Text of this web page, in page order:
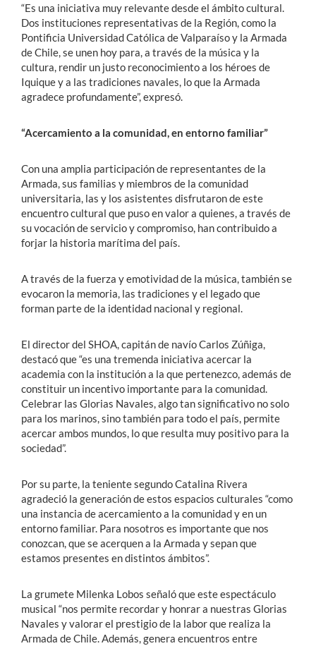
“Es una iniciativa muy relevante desde el ámbito cultural.
Dos instituciones representativas de la Región, como la
Pontificia Universidad Católica de Valparaíso y la Armada
de Chile, se unen hoy para, a través de la música y la
cultura, rendir un justo reconocimiento a los héroes de
Iquique y a las tradiciones navales, lo que la Armada
agradece profundamente”, expresó.
“Acercamiento a la comunidad, en entorno familiar”
Con una amplia participación de representantes de la
Armada, sus familias y miembros de la comunidad
universitaria, las y los asistentes disfrutaron de este
encuentro cultural que puso en valor a quienes, a través de
su vocación de servicio y compromiso, han contribuido a
forjar la historia marítima del país.
A través de la fuerza y emotividad de la música, también se
evocaron la memoria, las tradiciones y el legado que
forman parte de la identidad nacional y regional.
El director del SHOA, capitán de navío Carlos Zúñiga,
destacó que “es una tremenda iniciativa acercar la
academia con la institución a la que pertenezco, además de
constituir un incentivo importante para la comunidad.
Celebrar las Glorias Navales, algo tan significativo no solo
para los marinos, sino también para todo el país, permite
acercar ambos mundos, lo que resulta muy positivo para la
sociedad”.
Por su parte, la teniente segundo Catalina Rivera
agradeció la generación de estos espacios culturales “como
una instancia de acercamiento a la comunidad y en un
entorno familiar. Para nosotros es importante que nos
conozcan, que se acerquen a la Armada y sepan que
estamos presentes en distintos ámbitos”.
La grumete Milenka Lobos señaló que este espectáculo
musical “nos permite recordar y honrar a nuestras Glorias
Navales y valorar el prestigio de la labor que realiza la
Armada de Chile. Además, genera encuentros entre